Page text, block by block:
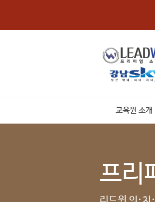
교육원 소개
프리